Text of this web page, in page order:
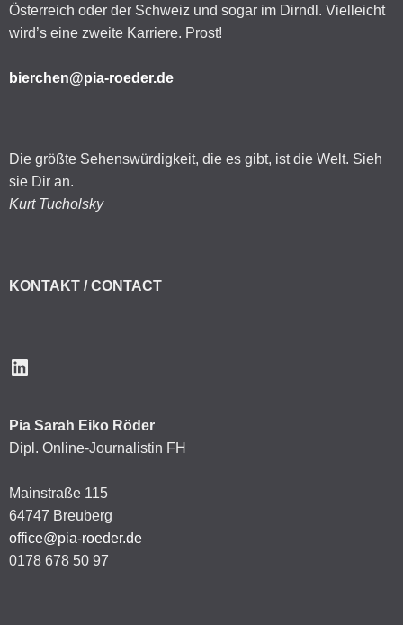
Österreich oder der Schweiz und sogar im Dirndl. Vielleicht
wird’s eine zweite Karriere. Prost!
bierchen@pia-roeder.de
Die größte Sehenswürdigkeit, die es gibt, ist die Welt. Sieh
sie Dir an.
Kurt Tucholsky
KONTAKT / CONTACT
LinkedIn
Pia Sarah Eiko Röder
Dipl. Online-Journalistin FH
Mainstraße 115
64747 Breuberg
office@pia-roeder.de
0178 678 50 97